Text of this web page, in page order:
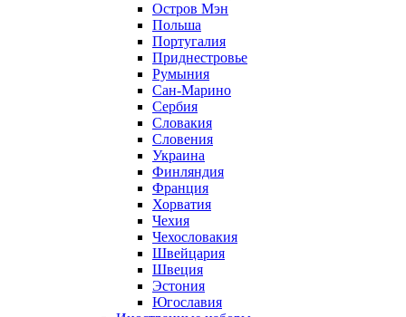
Остров Мэн
Польша
Португалия
Приднестровье
Румыния
Сан-Марино
Сербия
Словакия
Словения
Украина
Финляндия
Франция
Хорватия
Чехия
Чехословакия
Швейцария
Швеция
Эстония
Югославия